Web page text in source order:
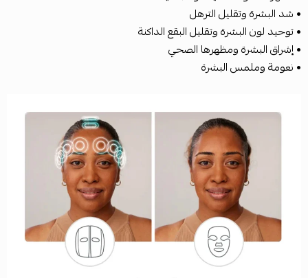
• شد البشرة وتقليل الترهل
• توحيد لون البشرة وتقليل البقع الداكنة
• إشراق البشرة ومظهرها الصحي
• نعومة وملمس البشرة